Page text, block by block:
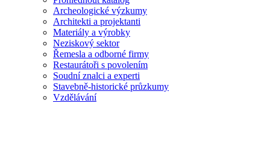
Archeologické výzkumy
Architekti a projektanti
Materiály a výrobky
Neziskový sektor
Řemesla a odborné firmy
Restaurátoři s povolením
Soudní znalci a experti
Stavebně-historické průzkumy
Vzdělávání